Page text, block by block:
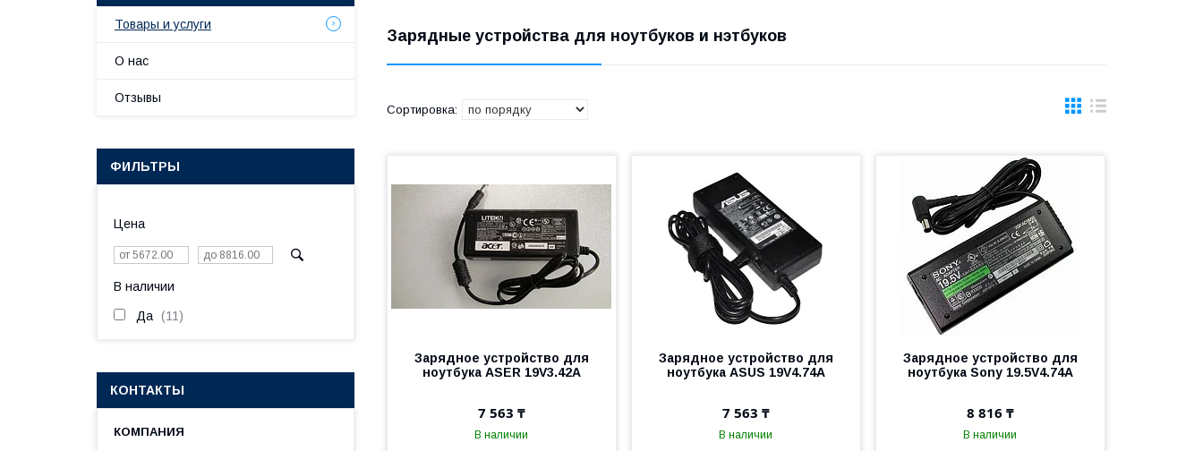
Зарядные устройства для ноутбуков и нэтбуков
Зарядное устройство для
ноутбука ASER 19V3.42A
7 563 ₸
В наличии
Зарядное устройство для
ноутбука ASUS 19V4.74A
7 563 ₸
В наличии
Зарядное устройство для
ноутбука Sony 19.5V4.74A
8 816 ₸
В наличии
Товары и услуги
О нас
Отзывы
ФИЛЬТРЫ
Цена
В наличии
Да 11
КОНТАКТЫ